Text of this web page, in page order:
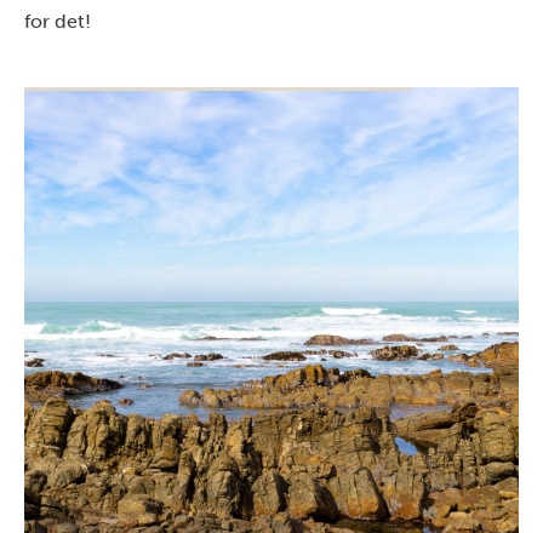
for det!
Aktiviteter i Agulhas National Park
Vandreture i Fynbos